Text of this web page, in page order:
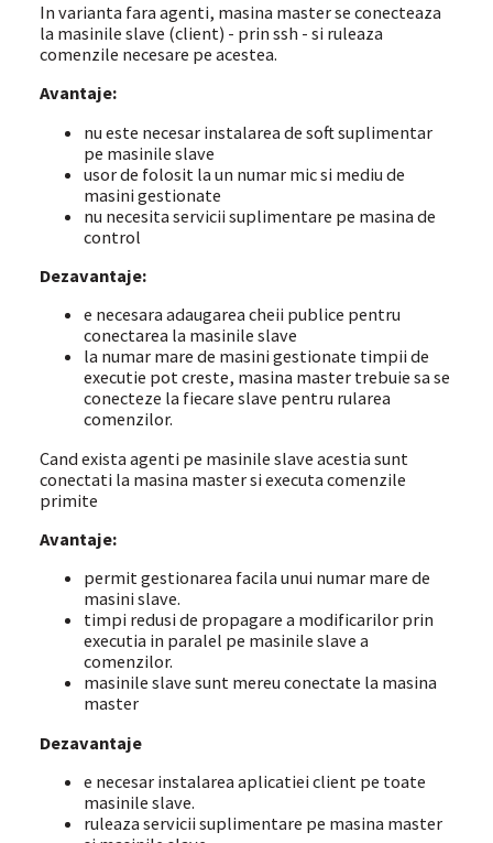
In varianta fara agenti, masina master se conecteaza
la masinile slave (client) - prin ssh - si ruleaza
comenzile necesare pe acestea.
Avantaje:
nu este necesar instalarea de soft suplimentar
pe masinile slave
usor de folosit la un numar mic si mediu de
masini gestionate
nu necesita servicii suplimentare pe masina de
control
Dezavantaje:
e necesara adaugarea cheii publice pentru
conectarea la masinile slave
la numar mare de masini gestionate timpii de
executie pot creste, masina master trebuie sa se
conecteze la fiecare slave pentru rularea
comenzilor.
Cand exista agenti pe masinile slave acestia sunt
conectati la masina master si executa comenzile
primite
Avantaje:
permit gestionarea facila unui numar mare de
masini slave.
timpi redusi de propagare a modificarilor prin
executia in paralel pe masinile slave a
comenzilor.
masinile slave sunt mereu conectate la masina
master
Dezavantaje
e necesar instalarea aplicatiei client pe toate
masinile slave.
ruleaza servicii suplimentare pe masina master